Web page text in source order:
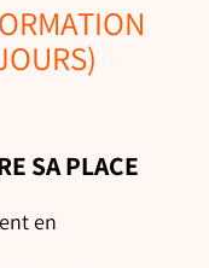
SA PLACE
en